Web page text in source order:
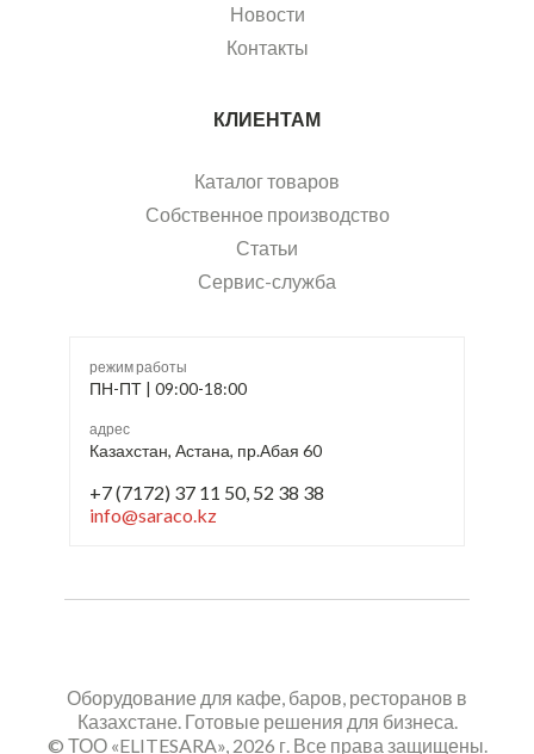
Новости
Контакты
КЛИЕНТАМ
Каталог товаров
Собственное производство
Статьи
Сервис-служба
режим работы
ПН-ПТ | 09:00-18:00
адрес
Казахстан, Астана, пр.Абая 60
+7 (7172) 37 11 50, 52 38 38
info@saraco.kz
Оборудование для кафе, баров, ресторанов в
Казахстане. Готовые решения для бизнеса.
© ТОО «ELITESARA», 2026 г. Все права защищены.